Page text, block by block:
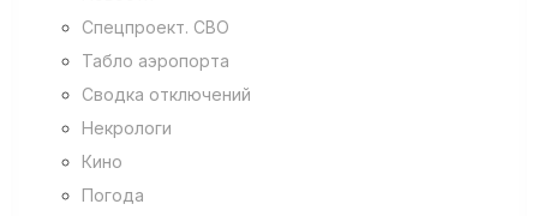
Спецпроект. СВО
Табло аэропорта
Сводка отключений
Некрологи
Кино
Погода